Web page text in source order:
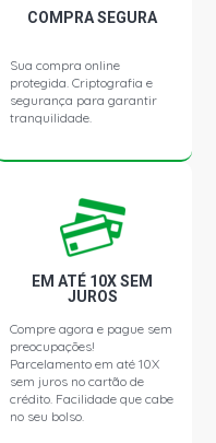
COMPRA SEGURA
Sua compra online
protegida. Criptografia e
segurança para garantir
tranquilidade.
EM ATÉ 10X SEM
JUROS
Compre agora e pague sem
preocupações!
Parcelamento em até 10X
sem juros no cartão de
crédito. Facilidade que cabe
no seu bolso.